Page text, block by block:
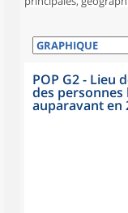
POP G2 - Lieu
des
auparavant en